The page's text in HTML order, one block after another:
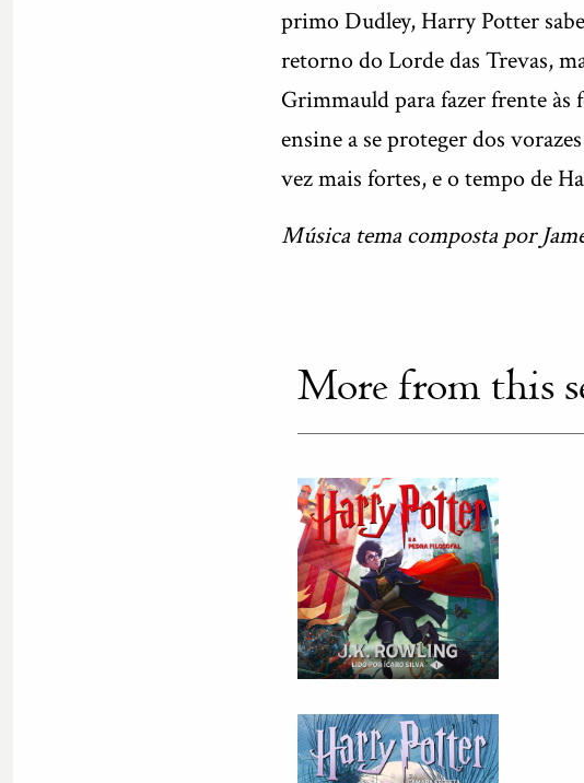
primo Dudley, Harry Potter
retorno do Lorde das Trevas,
Grimmauld para fazer frente
ensine a se proteger dos
vez mais fortes, e o tempo de
Música tema composta por
More from this